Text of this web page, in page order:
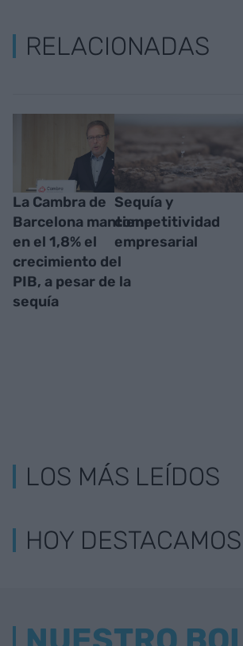
RELACIONADAS
La Cambra de
Barcelona mantiene
en el 1,8% el
crecimiento del
PIB, a pesar de la
sequía
Sequía y
competitividad
empresarial
LOS MÁS LEÍDOS
HOY DESTACAMOS